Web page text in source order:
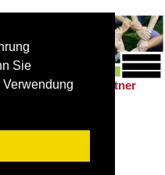
Sie
Partner
Überbrückung und